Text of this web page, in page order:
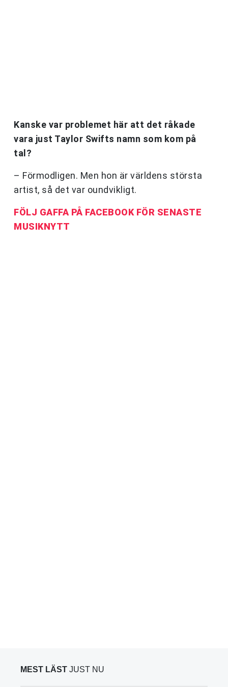
Kanske var problemet här att det råkade
vara just Taylor Swifts namn som kom på
tal?
– Förmodligen. Men hon är världens största
artist, så det var oundvikligt.
FÖLJ GAFFA PÅ FACEBOOK FÖR SENASTE
MUSIKNYTT
MEST LÄST JUST NU